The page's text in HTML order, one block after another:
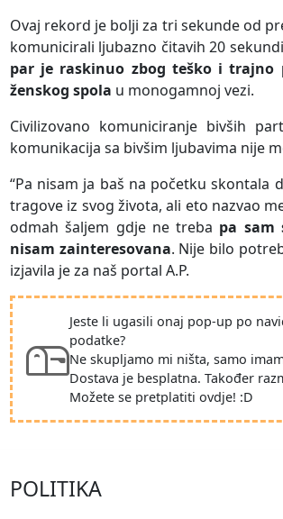
Ovaj rekord je bolji za tri sekunde od
komunicirali ljubazno čitavih 20
par je raskinuo zbog teško i trajno
ženskog spola u monogamnoj vezi.
Civilizovano komuniciranje bivših
komunikacija sa bivšim ljubavima nije
“Pa nisam ja baš na početku skontala
tragove iz svog života, ali eto nazvao
odmah šaljem gdje ne treba pa sam
nisam zainteresovana. Nije bilo
izjavila je za naš portal A.P.
Jeste li ugasili onaj pop-up po
podatke?
Ne skupljamo mi ništa, samo
Dostava je besplatna. Također
Možete se pretplatiti ovdje! :D
POLITIKA